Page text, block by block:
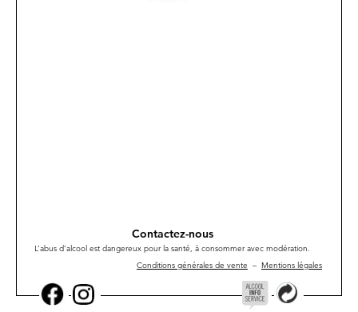
Contactez-nous
L’abus d’alcool est dangereux pour la santé, à consommer avec modération.
Conditions générales de vente – Mentions légales